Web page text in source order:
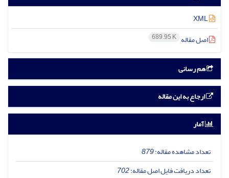
اصل مقاله 689.95 K
هم رسانی
ارجاع به این مقاله
آمار
تعداد مشاهده مقاله:879
تعداد دریافت فایل اصل مقاله:702